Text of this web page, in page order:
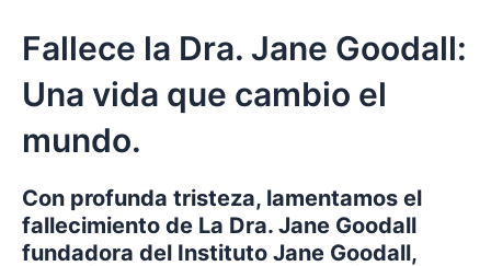
Fallece la Dra. Jane Goodall:
Una vida que cambio el
mundo.
Con profunda tristeza, lamentamos el
fallecimiento de La Dra. Jane Goodall
fundadora del Instituto Jane Goodall,